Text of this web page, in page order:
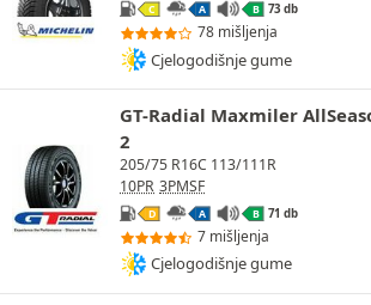
C A B 73 db
78 mišljenja
Cjelogodišnje gume
GT-Radial Maxmiler
2
205/75 R16C 113/111R
10PR 3PMSF
D A B 71 db
7 mišljenja
Cjelogodišnje gume